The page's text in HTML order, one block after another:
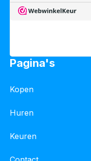
Pagina's
Kopen
Huren
Keuren